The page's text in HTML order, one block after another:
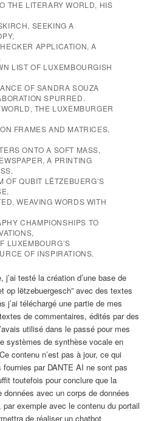
THE LITERARY WORLD, HIS
SEEKING A
APPLICATION, A
LIST OF LUXEMBOURGISH
OF SANDRA SOUZA
SPURRED.
THE LUXEMBURGER
FRAMES AND MATRICES,
ONTO A SOFT MASS,
A PRINTING
OF QUBIT LËTZEBUERG’S
WEAVING WORDS WITH
CHAMPIONSHIPS TO
LUXEMBOURG’S
OF INSPIRATIONS.
j’ai testé la création d’une base de
op lëtzebuergesch” avec des textes
j’ai téléchargé une partie de mes
de commentaires, édités par des
utilisé dans le passé pour mes
systèmes de synthèse vocale en
contenu n’est pas à jour, ce qui
par DANTE AI ne sont pas
toutefois pour conclure que la
données avec un corps de données
exemple avec le contenu du portail
de réaliser un chatbot